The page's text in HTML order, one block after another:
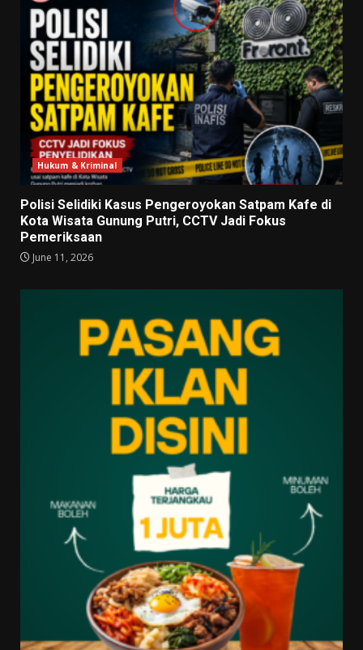
Hukum & Kriminal
Polisi Selidiki Kasus Pengeroyokan Satpam Kafe di
Kota Wisata Gunung Putri, CCTV Jadi Fokus
Pemeriksaan
June 11, 2026